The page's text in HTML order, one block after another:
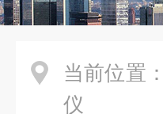
当前位置：
仪